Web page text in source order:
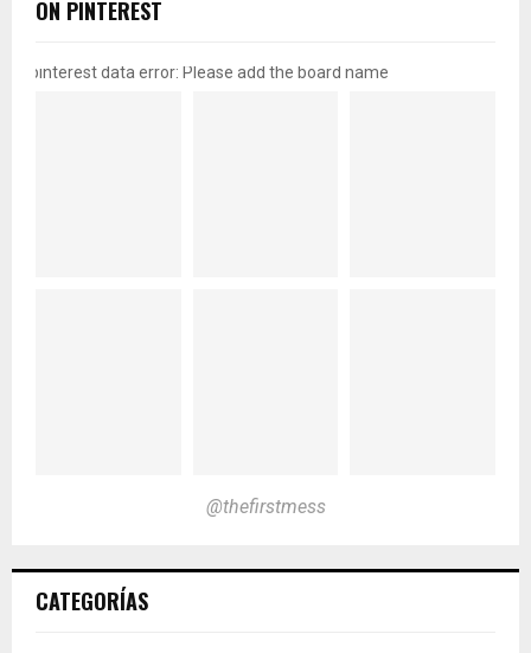
ON PINTEREST
pinterest data error: Please add the board name
@thefirstmess
CATEGORÍAS